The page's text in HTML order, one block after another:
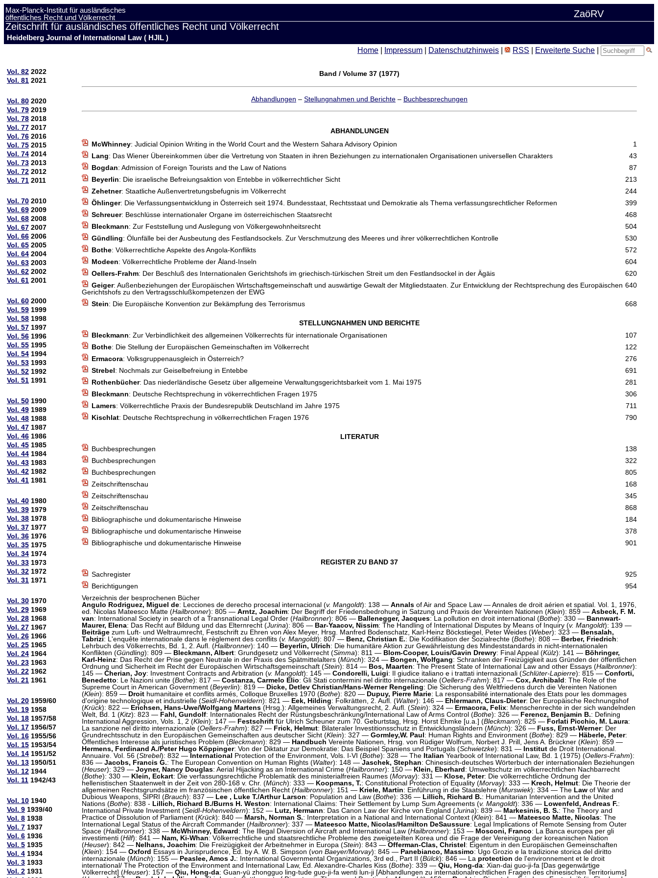
Max-Planck-Institut für ausländisches
öffentliches Recht und Völkerrecht
ZaöRV
Zeitschrift für ausländisches öffentliches Recht und Völkerrecht
Heidelberg Journal of International Law ( HJIL )
Home
Impressum Datenschutzhinweis RSS Erweiterte Suche
Vol. 82 2022
Vol. 81 2021
Vol. 80 2020
Vol. 79 2019
Vol. 78 2018
Vol. 77 2017
Vol. 76 2016
Vol. 75 2015
Vol. 74 2014
Vol. 73 2013
Vol. 72 2012
Vol. 71 2011
Vol. 70 2010
Vol. 69 2009
Vol. 68 2008
Vol. 67 2007
Vol. 66 2006
Vol. 65 2005
Vol. 64 2004
Vol. 63 2003
Vol. 62 2002
Vol. 61 2001
Vol. 60 2000
Vol. 59 1999
Vol. 58 1998
Vol. 57 1997
Vol. 56 1996
Vol. 55 1995
Vol. 54 1994
Vol. 53 1993
Vol. 52 1992
Vol. 51 1991
Vol. 50 1990
Vol. 49 1989
Vol. 48 1988
Vol. 47 1987
Vol. 46 1986
Vol. 45 1985
Vol. 44 1984
Vol. 43 1983
Vol. 42 1982
Vol. 41 1981
Vol. 40 1980
Vol. 39 1979
Vol. 38 1978
Vol. 37 1977
Vol. 36 1976
Vol. 35 1975
Vol. 34 1974
Vol. 33 1973
Vol. 32 1972
Vol. 31 1971
Vol. 30 1970
Vol. 29 1969
Vol. 28 1968
Vol. 27 1967
Vol. 26 1966
Vol. 25 1965
Vol. 24 1964
Vol. 23 1963
Vol. 22 1962
Vol. 21 1961
Vol. 20 1959/60
Vol. 19 1958
Vol. 18 1957/58
Vol. 17 1956/57
Vol. 16 1955/56
Vol. 15 1953/54
Vol. 14 1951/52
Vol. 13 1950/51
Vol. 12 1944
Vol. 11 1942/43
Vol. 10 1940
Vol. 9 1939/40
Vol. 8 1938
Vol. 7 1937
Vol. 6 1936
Vol. 5 1935
Vol. 4 1934
Vol. 3 1933
Vol. 2 1931
Band / Volume 37 (1977)
Abhandlungen – Stellungnahmen und Berichte – Buchbesprechungen
ABHANDLUNGEN
McWhinney: Judicial Opinion Writing in the World Court and the Western Sahara Advisory Opinion
1
Lang: Das Wiener Übereinkommen über die Vertretung von Staaten in ihren Beziehungen zu internationalen Organisationen universellen Charakters
43
Bogdan: Admission of Foreign Tourists and the Law of Nations
87
Beyerlin: Die israelische Befreiungsaktion von Entebbe in völkerrechtlicher Sicht
213
Zehetner: Staatliche Außenvertretungsbefugnis im Völkerrecht
244
Öhlinger: Die Verfassungsentwicklung in Österreich seit 1974. Bundesstaat, Rechtsstaat und Demokratie als Thema verfassungsrechtlicher Reformen
399
Schreuer: Beschlüsse internationaler Organe im österreichischen Staatsrecht
468
Bleckmann: Zur Feststellung und Auslegung von Völkergewohnheitsrecht
504
Gündling: Ölunfälle bei der Ausbeutung des Festlandsockels. Zur Verschmutzung des Meeres und ihrer völkerrechtlichen Kontrolle
530
Bothe: Völkerrechtliche Aspekte des Angola-Konflikts
572
Modeen: Völkerrechtliche Probleme der Åland-Inseln
604
Oellers-Frahm: Der Beschluß des Internationalen Gerichtshofs im griechisch-türkischen Streit um den Festlandsockel in der Ägäis
620
Geiger: Außenbeziehungen der Europäischen Wirtschaftsgemeinschaft und auswärtige Gewalt der Mitgliedstaaten. Zur Entwicklung der Rechtsprechung des Europäischen
Gerichtshofs zu den Vertragsschlußkompetenzen der EWG
640
Stein: Die Europäische Konvention zur Bekämpfung des Terrorismus 668
STELLUNGNAHMEN UND BERICHTE
Bleckmann: Zur Verbindlichkeit des allgemeinen Völkerrechts für internationale Organisationen
107
Bothe: Die Stellung der Europäischen Gemeinschaften im Völkerrecht
122
Ermacora: Volksgruppenausgleich in Österreich?
276
Strebel: Nochmals zur Geiselbefreiung in Entebbe
691
Rothenbücher: Das niederländische Gesetz über allgemeine Verwaltungsgerichtsbarkeit vom 1. Mai 1975
281
Bleckmann: Deutsche Rechtsprechung in vökerrechtlichen Fragen 1975
306
Lamers: Völkerrechtliche Praxis der Bundesrepublik Deutschland im Jahre 1975
711
Kischlat: Deutsche Rechtsprechung in völkerrechtlichen Fragen 1976 790
LITERATUR
Buchbesprechungen
138
Buchbesprechungen
322
Buchbesprechungen
805
Zeitschriftenschau
168
Zeitschriftenschau
345
Zeitschriftenschau
868
Bibliographische und dokumentarische Hinweise
184
Bibliographische und dokumentarische Hinweise
378
Bibliographische und dokumentarische Hinweise
901
REGISTER ZU BAND 37
Sachregister
925
Berichtigungen
954
Verzeichnis der besprochenen Bücher
Angulo Rodriguez, Miguel de: Lecciones de derecho procesal internacional (v. Mangoldt): 138 — Annals of Air and Space Law — Annales de droit aérien et spatial. Vol. 1, 1976,
ed. Nicolas Mateesco Matte (Hailbronner): 805 — Arntz, Joachim: Der Begriff der Friedensbedrohung in Satzung und Praxis der Vereinten Nationen (Klein): 859 — Asbeck, F. M.
van: International Society in search of a Transnational Legal Order (Hailbronner): 806 — Ballenegger, Jacques: La pollution en droit international (Bothe): 330 — Bannwart-
Maurer, Elena: Das Recht auf Bildung und das Elternrecht (Jurina): 806 — Bar-Yaacov, Nissim: The Handling of International Disputes by Means of Inquiry (v. Mangoldt): 139 —
Beiträge zum Luft- und Weltraumrecht, Festschrift zu Ehren von Alex Meyer, Hrsg. Manfred Bodenschatz, Karl-Heinz Böckstiegel, Peter Weides (Weber): 323 — Bensalah,
Tabrizi: L'enquête internationale dans le règlement des conflits (v. Mangoldt): 807 — Benz, Christian E.: Die Kodifikation der Sozialrechte (Bothe): 808 — Berber, Friedrich:
Lehrbuch des Völkerrechts, Bd. 1, 2. Aufl. (Hailbronner): 140 — Beyerlin, Ulrich: Die humanitäre Aktion zur Gewährleistung des Mindeststandards in nicht-internationalen
Konflikten (Gündling): 809 — Bleckmann, Albert: Grundgesetz und Völkerrecht (Simma): 811 — Blom-Cooper, Louis/Gavin Drewry: Final Appeal (Külz): 141 — Böhringer,
Karl-Heinz: Das Recht der Prise gegen Neutrale in der Praxis des Spätmittelalters (Münch): 324 — Bongen, Wolfgang: Schranken der Freizügigkeit aus Gründen der öffentlichen
Ordnung und Sicherheit im Recht der Europäischen Wirtschaftsgemeinschaft (Stein): 814 — Bos, Maarten: The Present State of International Law and other Essays (Hailbronner):
145 — Cherian, Joy: Investment Contracts and Arbitration (v. Mangoldt): 145 — Condorelli, Luigi: Il giudice italiano e i trattati internazionali (Schlüter-Lapierre): 815 — Conforti,
Benedetto: Le Nazioni unite (Bothe): 817 — Costanza, Carmelo Elio: Gli Stati contermini nel diritto internazionale (Oellers-Frahm): 817 — Cox, Archibald: The Role of the
Supreme Court in American Government (Beyerlin): 819 — Dicke, Detlev Christian/Hans-Werner Rengeling: Die Sicherung des Weltfriedens durch die Vereinten Nationen
(Klein): 859 — Droit humanitaire et conflits armés, Colloque Bruxelles 1970 (Bothe): 820 — Dupuy, Pierre Marie: La responsabilité internationale des Etats pour les dommages
d'origine technologique et industrielle (Seidl-Hohenveldern): 821 — Eek, Hilding: Folkrätten, 2. Aufl. (Walter): 146 — Ehlermann, Claus-Dieter: Der Europäische Rechnungshof
(Krück): 822 — Erichsen, Hans-Uwe/Wolfgang Martens (Hrsg.): Allgemeines Verwaltungsrecht, 2. Aufl. (Stein): 324 — Ermacora, Felix: Menschenrechte in der sich wandelnden
Welt, Bd. 1 (Kitz): 823 — Fahl, Gundolf: Internationales Recht der Rüstungsbeschränkung/International Law of Arms Control (Bothe): 326 — Ferencz, Benjamin B.: Defining
International Aggression, Vols. 1, 2 (Klein): 147 — Festschrift für Ulrich Scheuner zum 70. Geburtstag, Hrsg. Horst Ehmke [u.a.] (Bleckmann): 825 — Forlati Picchio, M. Laura:
La sanzione nel diritto internazionale (Oellers-Frahm): 827 — Frick, Helmut: Bilateraler Investitionsschutz in Entwicklungsländern (Münch): 326 — Fuss, Ernst-Werner: Der
Grundrechtsschutz in den Europäischen Gemeinschaften aus deutscher Sicht (Klein): 327 — Gormley,W. Paul: Human Rights and Environment (Bothe): 829 — Häberle, Peter:
Öffentliches Interesse als juristisches Problem (Bleckmann): 829 — Handbuch Vereinte Nationen, Hrsg. von Rüdiger Wolfrum, Norbert J. Prill, Jens A. Brückner (Klein): 859 —
Hermens, Ferdinand A./Peter Hugo Köppinger: Von der Diktatur zur Demokratie: Das Beispiel Spaniens und Portugals (Schwietzke): 831 — Institut de Droit International.
Annuaire. Vol. 56 (Strebel): 832 — International Protection of the Environment, Vols. I-VI (Bothe): 328 — The Italian Yearbook of International Law, Bd. 1 (1975) (Oellers-Frahm):
836 — Jacobs, Francis G.: The European Convention on Human Rights (Walter): 148 — Jaschek, Stephan: Chinesisch-deutsches Wörterbuch der internationalen Beziehungen
(Heuser): 329 — Joyner, Nancy Douglas: Aerial Hijacking as an International Crime (Hailbronner): 150 — Klein, Eberhard: Umweltschutz im völkerrechtlichen Nachbarrecht
(Bothe): 330 — Klein, Eckart: Die verfassungsrechtliche Problematik des ministerialfreien Raumes (Morvay): 331 — Klose, Peter: Die völkerrechtliche Ordnung der
hellenistischen Staatenwelt in der Zeit von 280-168 v. Chr. (Münch): 333 — Koopmans, T.: Constitutional Protection of Equality (Morvay): 333 — Krech, Helmut: Die Theorie der
allgemeinen Rechtsgrundsätze im französischen öffentlichen Recht (Hailbronner): 151 — Kriele, Martin: Einführung in die Staatslehre (Murswiek): 334 — The Law of War and
Dubious Weapons, SIPRI (Brauch): 837 — Lee , Luke T./Arthur Larson: Population and Law (Bothe): 336 — Lillich, Richard B.: Humanitarian Intervention and the United
Nations (Bothe): 838 - Lillich, Richard B./Burns H. Weston: International Claims: Their Settlement by Lump Sum Agreements (v. Mangoldt): 336 — Lowenfeld, Andreas F.:
International Private Investment (Seidl-Hohenveldern): 152 — Lutz, Hermann: Das Canon Law der Kirche von England (Jurina): 839 — Markesinis, B. S.: The Theory and
Practice of Dissolution of Parliament (Krück): 840 — Marsh, Norman S.: Interpretation in a National and International Context (Klein): 841 — Mateesco Matte, Nicolas: The
International Legal Status of the Aircraft Commander (Hailbronner): 337 — Mateesco Matte, Nicolas/Hamilton DeSaussure: Legal Implications of Remote Sensing from Outer
Space (Hailbronner): 338 — McWhinney, Edward: The Illegal Diversion of Aircraft and International Law (Hailbronner): 153 — Mosconi, Franco: La Banca europea per gli
investimenti (Hilf): 841 — Nam, Ki-Whan: Völkerrechtliche und staatsrechtliche Probleme des zweigeteilten Korea und die Frage der Vereinigung der koreanischen Nation
(Heuser): 842 — Nelhans, Joachim: Die Freizügigkeit der Arbeitnehmer in Europa (Stein): 843 — Offerman-Clas, Christel: Eigentum in den Europäischen Gemeinschaften
(Klein): 154 — Oxford Essays in Jurisprudence, Ed. by A. W. B. Simpson (von Baeyer/Morvay): 845 — Panebianco, Massimo: Ugo Grozio e la tradizione storica del diritto
internazionale (Münch): 155 — Peaslee, Amos J.: International Governmental Organizations, 3rd ed., Part II (Bülck): 846 — La protection de l'environnement et le droit
international/ The Protection of the Environment and International Law, Ed. Alexandre-Charles Kiss (Bothe): 339 — Qiu, Hong-da: Xian-dai guo-ji-fa [Das gegenwärtige
Völkerrecht] (Heuser): 157 — Qiu, Hong-da: Guan-yü zhongguo ling-tude guo-ji-fa wenti lun-ji [Abhandlungen zu internationalrechtlichen Fragen des chinesischen Territoriums]